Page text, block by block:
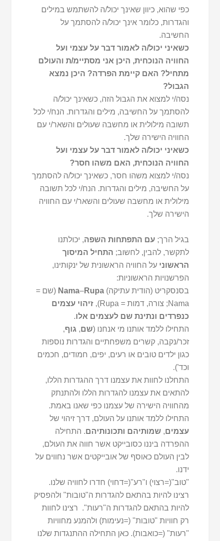
כפי שהוא, כיוון שאינך יכול/ה להשתמש במילים
והגדרות, כלומר אינך יכול/ה להסתמך על
החשיבה.
כשאיני יכול/ה לאמור דבר על עצמי ועל
החוויה הנוכחית, היכן אני מסתיימ/ת והעולם
מתחיל? האם קיימת הפרדה? היכן נמצא
הגבול?
נסה/י למצוא את הגבול הזה, כשאינך יכול/ה
להסתמך על החשיבה, מילים והגדרות. הנח/י לכל
תשובה מילולית או מחשבה שעולים והשאר/י עם
החוויה הישירה שלך.
כשאיני יכול/ה לאמור דבר על עצמי ועל
החוויה הנוכחית, האם משהו חסר?
נסה/י למצוא משהו חסר, כשאינך יכול/ה להסתמך
על החשיבה, מילים והגדרות. הנח/י לכל תשובה
מילולית או מחשבה שעולים והשאר/י עם החוויה
הישירה שלך.
בגיל הרך; עם התפתחות השפה, יכולתנו
לתקשר, להבין, לחשוב; התחיל המיסוך
הראשוני על החוויה הראשונית של ינקותינו,
הפרשנויות הראשוניות:
בסנסקריט (הודית עתיקה)
Nama–Rupa
(שם =
Nama; צורה, דמות = Rupa),
זיהוי עצמים
כנפרדים ונתינת שם לעצמים אלו.
התחילו ללמד אותנו מי אנחנו (שם, גוף,
זכר/נקבה, קשרים משפחתיים והגדרות נוספות
כגון ילדים טובים או רעים, יפים, חמודים, חכמים
וכד').
התחלנו לחוות את עצמנו דרך ההגדרות הללו,
להתאים את עצמנו להגדרות הללו ולהתנתק
מהחוויה הישירה של עצמנו כפי שאנו באמת.
התחילו ללמד אותנו על העולם, דרך זיהוי של
עצמים,שמותיהם ותכונותיהם. התחילה
ההפרדה ביננו כסובייקט אשר חווה את העולם,
לבין העולם כאוסף של אובייקטים אשר נחווים על
ידנו.
"טוב"(=רצוי) ו"רע"(=דחוי) חדרו לחוויה שלנו.
רצינו להיות בהתאם להגדרות ה"טובות" ולהפסיק
להיות בהתאם להגדרות ה"רעות". רצינו לחוות
רק חוויות "טובות" (=נעימות) ולהמנע מחוויות
"רעות" (=כואבות). כאן התחילה ההתנגדות שלנו